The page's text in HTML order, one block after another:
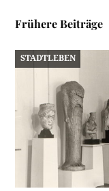
Frühere Beiträge
STADTLEBEN